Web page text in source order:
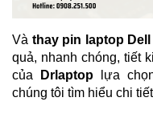
Và thay pin laptop Dell
quả, nhanh chóng, tiết
của
Drlaptop lựa
chúng tôi tìm hiểu chi